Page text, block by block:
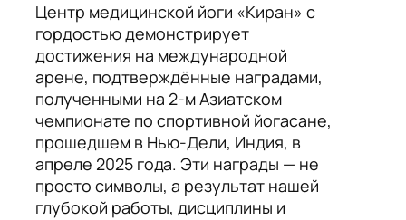
Центр медицинской йоги «Киран» с
гордостью демонстрирует
достижения на международной
арене, подтверждённые наградами,
полученными на 2-м Азиатском
чемпионате по спортивной йогасане,
прошедшем в Нью-Дели, Индия, в
апреле 2025 года. Эти награды — не
просто символы, а результат нашей
глубокой работы, дисциплины и